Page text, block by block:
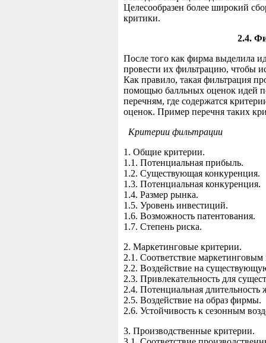
Целесообразен более широкий
критики.
2.4.
После того как фирма выделила
провести их фильтрацию, чтобы
Как правило, такая фильтрация
помощью балльных оценок идей
перечням, где содержатся
оценок. Пример перечня таких
Критерии фильтрации
1. Общие критерии.
1.1. Потенциальная прибыль.
1.2. Существующая конкуренция.
1.3. Потенциальная конкуренция.
1.4. Размер рынка.
1.5. Уровень инвестиций.
1.6. Возможность патентования.
1.7. Степень риска.
2. Маркетинговые критерии.
2.1. Соответствие
2.2. Воздействие на
2.3. Привлекательность для
2.4. Потенциальная
2.5. Воздействие на образ фирмы.
2.6. Устойчивость к сезонным
3. Производственные критерии.